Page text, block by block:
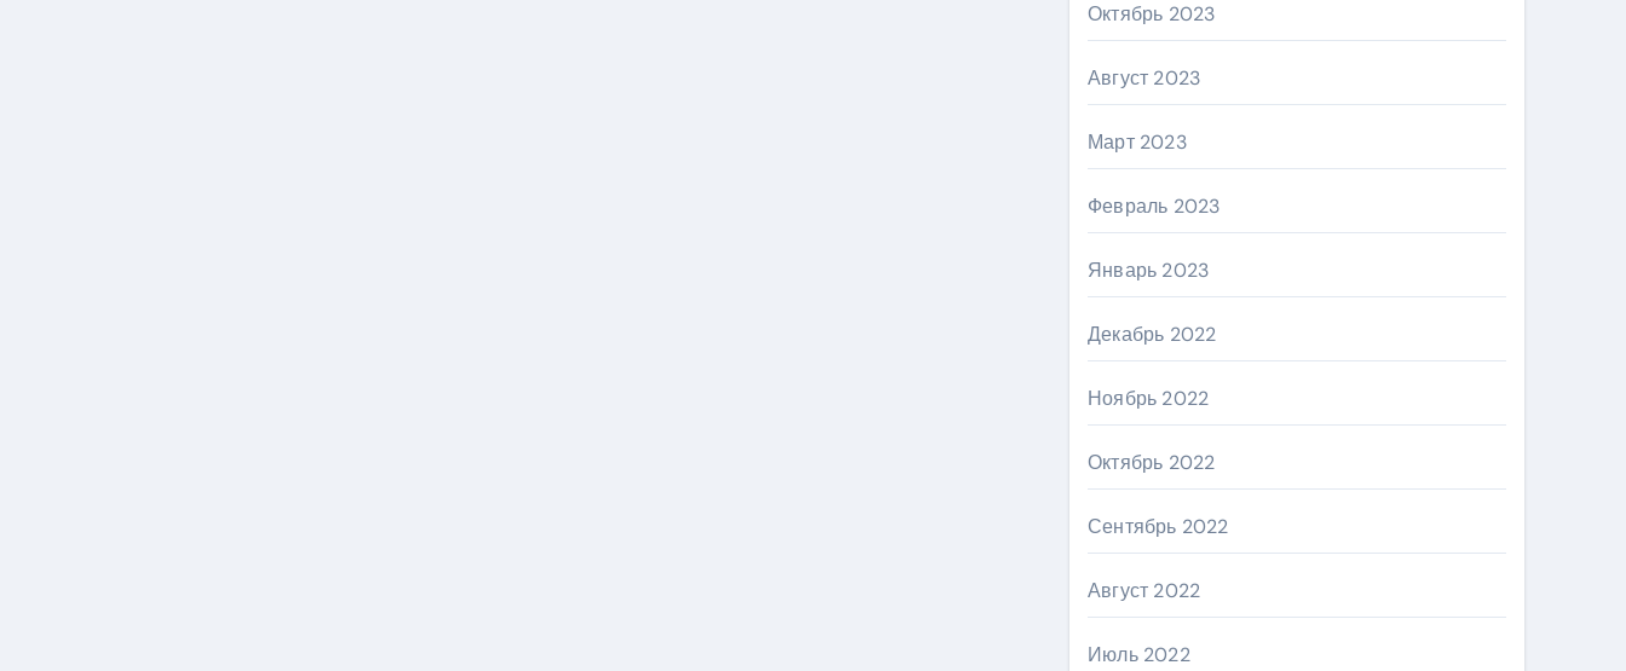
Октябрь 2023
Август 2023
Март 2023
Февраль 2023
Январь 2023
Декабрь 2022
Ноябрь 2022
Октябрь 2022
Сентябрь 2022
Август 2022
Июль 2022